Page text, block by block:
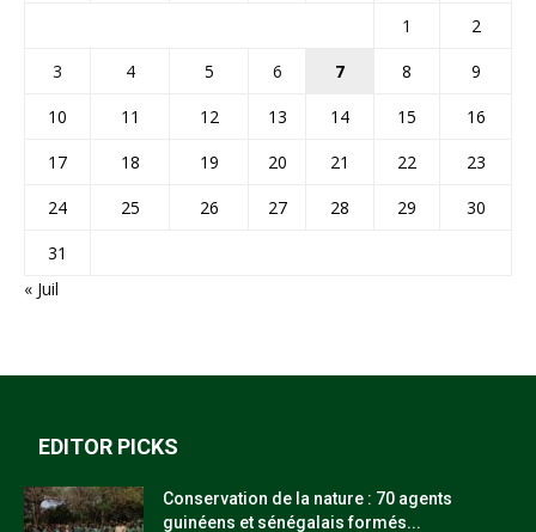
1
2
3
4 5 6 7 8
9
10
11 12 13 14 15
16
17
18 19 20 21 22
23
24
25 26 27 28 29
30
31
« Juil
EDITOR PICKS
Conservation de la nature : 70 agents
guinéens et sénégalais formés...